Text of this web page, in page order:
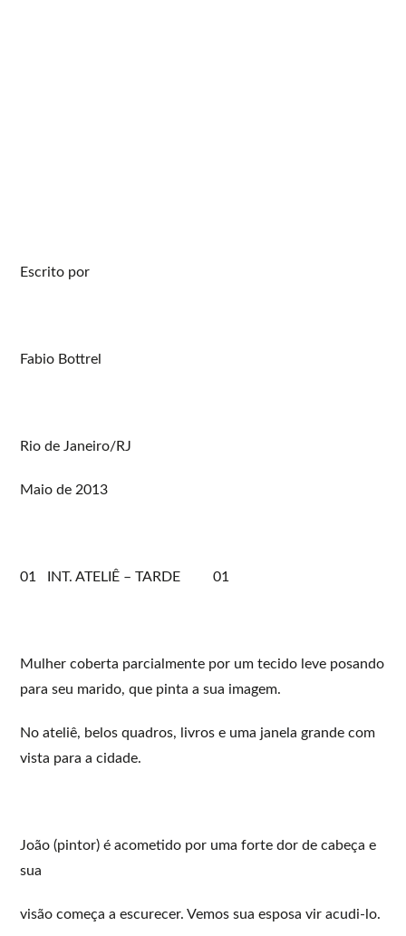
Escrito por
Fabio Bottrel
Rio de Janeiro/RJ
Maio de 2013
01 INT. ATELIÊ – TARDE 01
Mulher coberta parcialmente por um tecido leve posando
para seu marido, que pinta a sua imagem.
No ateliê, belos quadros, livros e uma janela grande com
vista para a cidade.
João (pintor) é acometido por uma forte dor de cabeça e
sua
visão começa a escurecer. Vemos sua esposa vir acudi-lo.